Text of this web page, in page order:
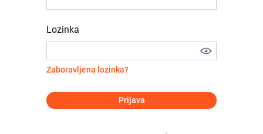
Lozinka
Zaboravljena lozinka?
Prijava